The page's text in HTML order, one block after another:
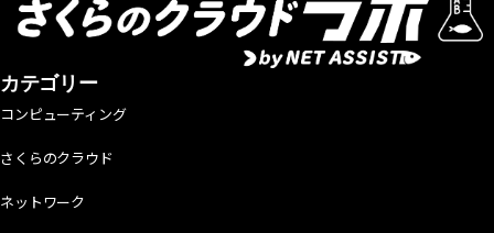
カテゴリー
コンピューティング
さくらのクラウド
ネットワーク